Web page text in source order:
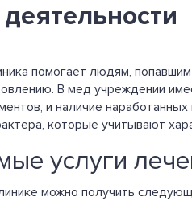
помогает людям,
В мед учреждении
и наличие
которые учитывают
услуги
можно получить